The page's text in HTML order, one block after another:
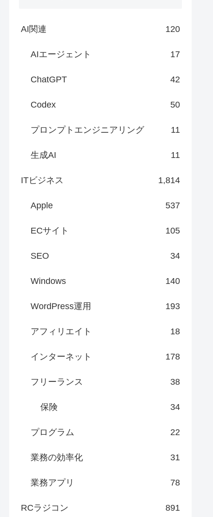
AI関連 120
AIエージェント 17
ChatGPT 42
Codex 50
プロンプトエンジニアリング 11
生成AI 11
ITビジネス 1,814
Apple 537
ECサイト 105
SEO 34
Windows 140
WordPress運用 193
アフィリエイト 18
インターネット 178
フリーランス 38
保険 34
プログラム 22
業務の効率化 31
業務アプリ 78
RCラジコン 891